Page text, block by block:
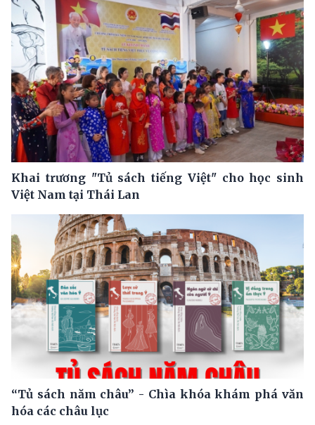
Khai trương "Tủ sách tiếng Việt" cho học sinh
Việt Nam tại Thái Lan
“Tủ sách năm châu” - Chìa khóa khám phá văn
hóa các châu lục